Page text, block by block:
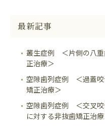
最新記事
叢生症例 ＜片側の八重
正治療＞
空隙歯列症例 ＜過蓋咬
矯正治療＞
空隙歯列症例 ＜交叉咬
に対する非抜歯矯正治